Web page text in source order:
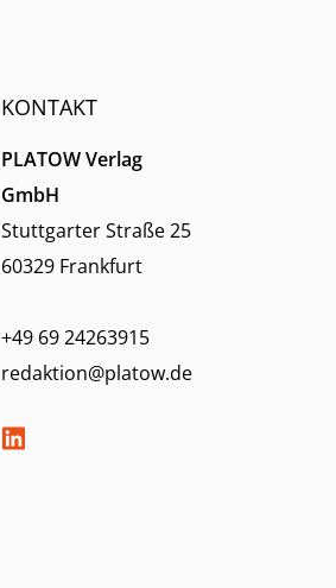
KONTAKT
PLATOW Verlag
GmbH
Stuttgarter Straße 25
60329 Frankfurt
+49 69 24263915
redaktion@platow.de